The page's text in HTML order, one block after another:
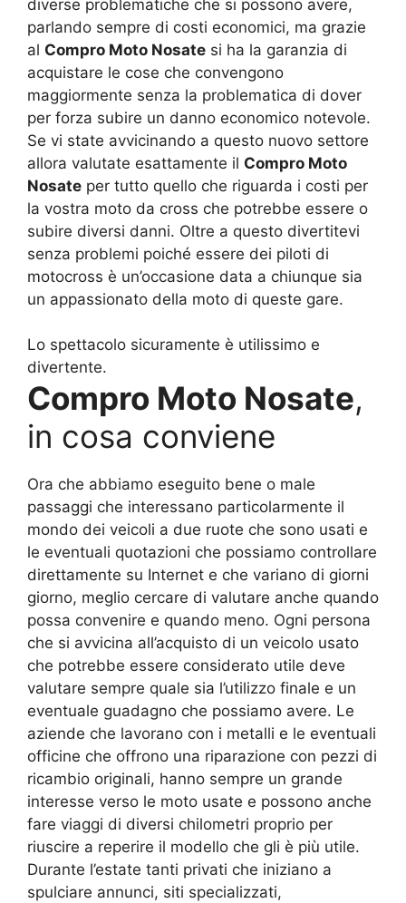
diverse problematiche che si possono avere,
parlando sempre di costi economici, ma grazie
al Compro Moto Nosate si ha la garanzia di
acquistare le cose che convengono
maggiormente senza la problematica di dover
per forza subire un danno economico notevole.
Se vi state avvicinando a questo nuovo settore
allora valutate esattamente il Compro Moto
Nosate per tutto quello che riguarda i costi per
la vostra moto da cross che potrebbe essere o
subire diversi danni. Oltre a questo divertitevi
senza problemi poiché essere dei piloti di
motocross è un’occasione data a chiunque sia
un appassionato della moto di queste gare.
Lo spettacolo sicuramente è utilissimo e
divertente.
Compro Moto Nosate,
in cosa conviene
Ora che abbiamo eseguito bene o male
passaggi che interessano particolarmente il
mondo dei veicoli a due ruote che sono usati e
le eventuali quotazioni che possiamo controllare
direttamente su Internet e che variano di giorni
giorno, meglio cercare di valutare anche quando
possa convenire e quando meno. Ogni persona
che si avvicina all’acquisto di un veicolo usato
che potrebbe essere considerato utile deve
valutare sempre quale sia l’utilizzo finale e un
eventuale guadagno che possiamo avere. Le
aziende che lavorano con i metalli e le eventuali
officine che offrono una riparazione con pezzi di
ricambio originali, hanno sempre un grande
interesse verso le moto usate e possono anche
fare viaggi di diversi chilometri proprio per
riuscire a reperire il modello che gli è più utile.
Durante l’estate tanti privati che iniziano a
spulciare annunci, siti specializzati,